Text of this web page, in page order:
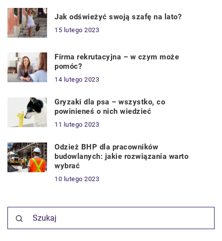
Jak odświeżyć swoją szafę na lato?
15 lutego 2023
Firma rekrutacyjna – w czym może
pomóc?
14 lutego 2023
Gryzaki dla psa – wszystko, co
powinieneś o nich wiedzieć
11 lutego 2023
Odzież BHP dla pracowników
budowlanych: jakie rozwiązania warto
wybrać
10 lutego 2023